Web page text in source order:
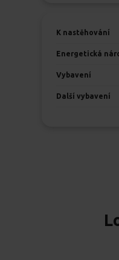
K nastěhování
Energetická
Vybavení
Další vybavení